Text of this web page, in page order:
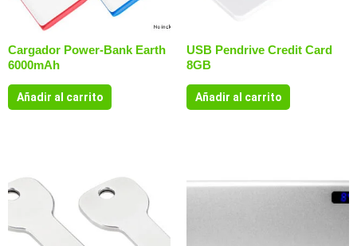
Cargador Power-Bank Earth
6000mAh
Añadir al carrito
USB Pendrive Credit Card
8GB
Añadir al carrito